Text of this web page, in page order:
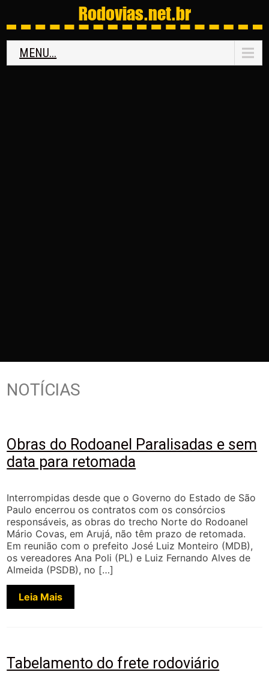
Rodovias.net.br
MENU...
NOTÍCIAS
Obras do Rodoanel Paralisadas e sem
data para retomada
Interrompidas desde que o Governo do Estado de São
Paulo encerrou os contratos com os consórcios
responsáveis, as obras do trecho Norte do Rodoanel
Mário Covas, em Arujá, não têm prazo de retomada.
Em reunião com o prefeito José Luiz Monteiro (MDB),
os vereadores Ana Poli (PL) e Luiz Fernando Alves de
Almeida (PSDB), no […]
Leia Mais
Tabelamento do frete rodoviário